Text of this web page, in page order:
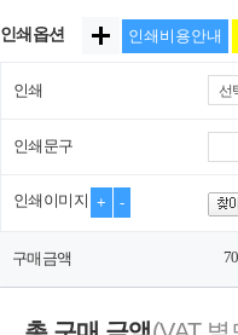
인쇄옵션 인쇄비용안내
인쇄 선
인쇄문구
인쇄이미지 + -
구매금액 70